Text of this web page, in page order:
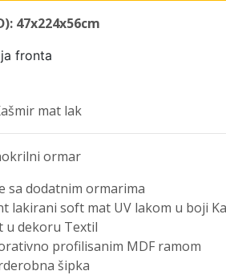
47x224x56cm
fronta
mat lak
ormar
sa dodatnim ormarima
lakirani soft mat UV lakom u boji
u dekoru Textil
profilisanim MDF ramom
šipka